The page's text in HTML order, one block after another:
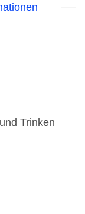
Liegen:
All Inclusive
Juwelier,